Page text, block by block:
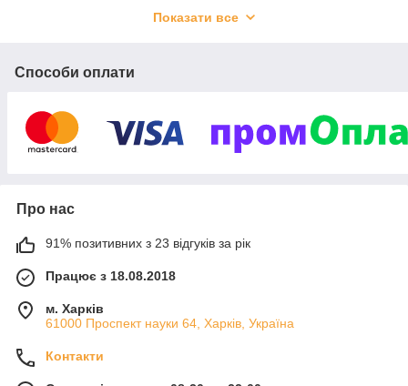
залишається на висоті, а ціна, навпаки, не висока.
Показати все
Способи оплати
Про нас
91% позитивних з 23 відгуків за рік
Працює з 18.08.2018
м. Харків
61000 Проспект науки 64, Харків, Україна
Контакти